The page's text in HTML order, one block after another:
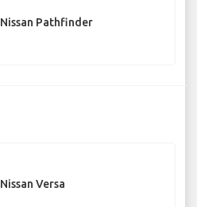
Nissan Pathfinder
Nissan Versa